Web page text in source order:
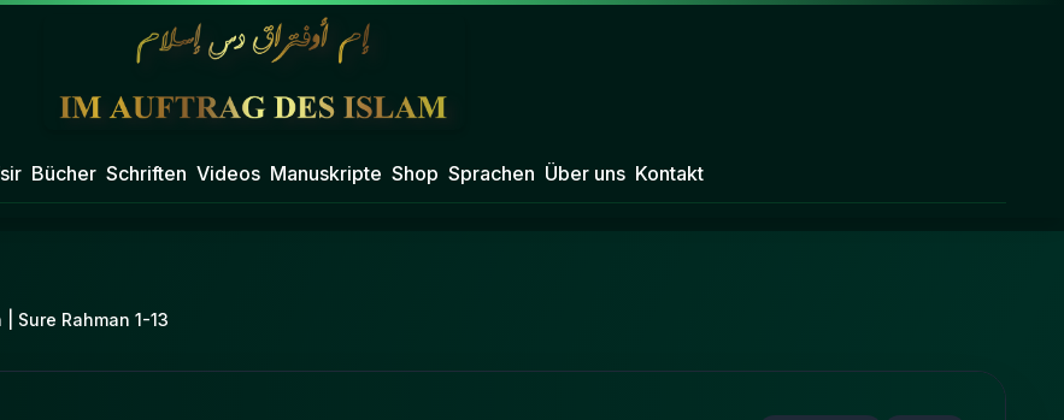
Bücher Schriften Videos Manuskripte Shop Sprachen Über uns Kontakt
Sure Rahman 1-13